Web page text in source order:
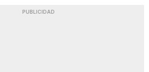
PUBLICIDAD